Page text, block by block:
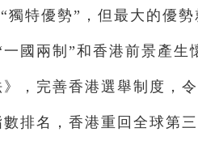
獨特優勢”，但最大的優
國兩制”和香港前景產生
，完善香港選舉制度，
排名，香港重回全球第三